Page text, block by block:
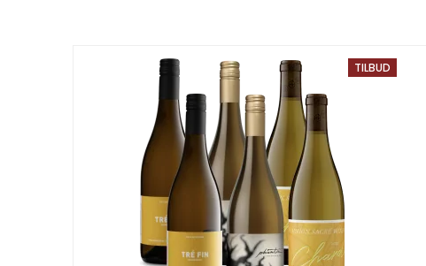
TILBUD